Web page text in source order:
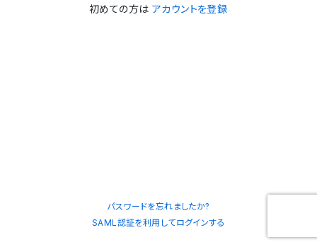
初めての方は アカウントを登録
パスワードを忘れましたか?
SAML認証を利用してログインする